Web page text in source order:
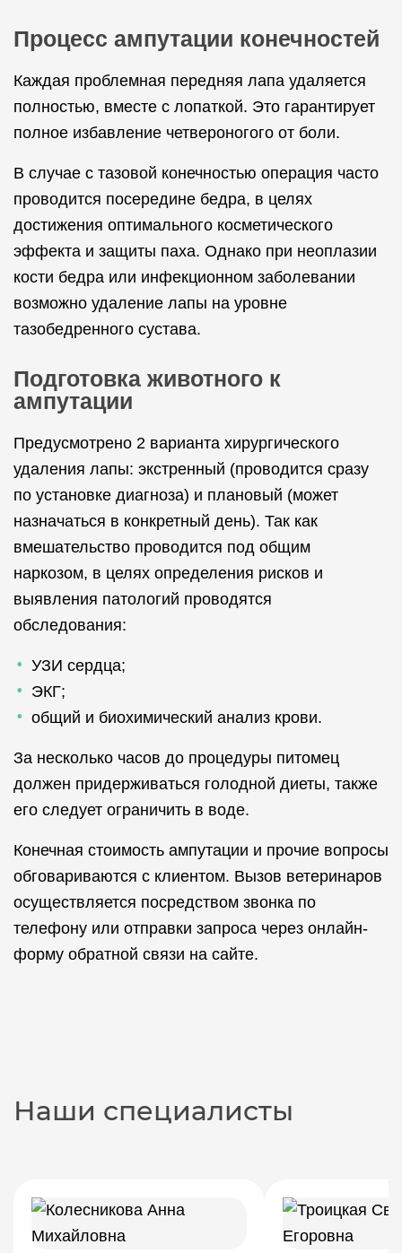
Процесс ампутации конечностей
Каждая проблемная передняя лапа удаляется
полностью, вместе с лопаткой. Это гарантирует
полное избавление четвероногого от боли.
В случае с тазовой конечностью операция часто
проводится посередине бедра, в целях
достижения оптимального косметического
эффекта и защиты паха. Однако при неоплазии
кости бедра или инфекционном заболевании
возможно удаление лапы на уровне
тазобедренного сустава.
Подготовка животного к
ампутации
Предусмотрено 2 варианта хирургического
удаления лапы: экстренный (проводится сразу
по установке диагноза) и плановый (может
назначаться в конкретный день). Так как
вмешательство проводится под общим
наркозом, в целях определения рисков и
выявления патологий проводятся
обследования:
УЗИ сердца;
ЭКГ;
общий и биохимический анализ крови.
За несколько часов до процедуры питомец
должен придерживаться голодной диеты, также
его следует ограничить в воде.
Конечная стоимость ампутации и прочие вопросы
обговариваются с клиентом. Вызов ветеринаров
осуществляется посредством звонка по
телефону или отправки запроса через онлайн-
форму обратной связи на сайте.
Наши специалисты